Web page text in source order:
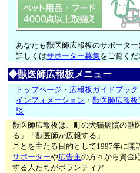
あなたも獣医師広報板のサポーター
詳しくはサポーター募集をご覧くだ
◆獣医師広報板メニュー
トップページ ・ 広報板ガイドブック
インフォメーション ・獣医師広報
談
獣医師広報板は、町の犬猫病院の獣
る」「獣医師が広報する」
ことを主たる目的として1997年に開
サポーターや広告主の方々から資金
する人たちがボランティア